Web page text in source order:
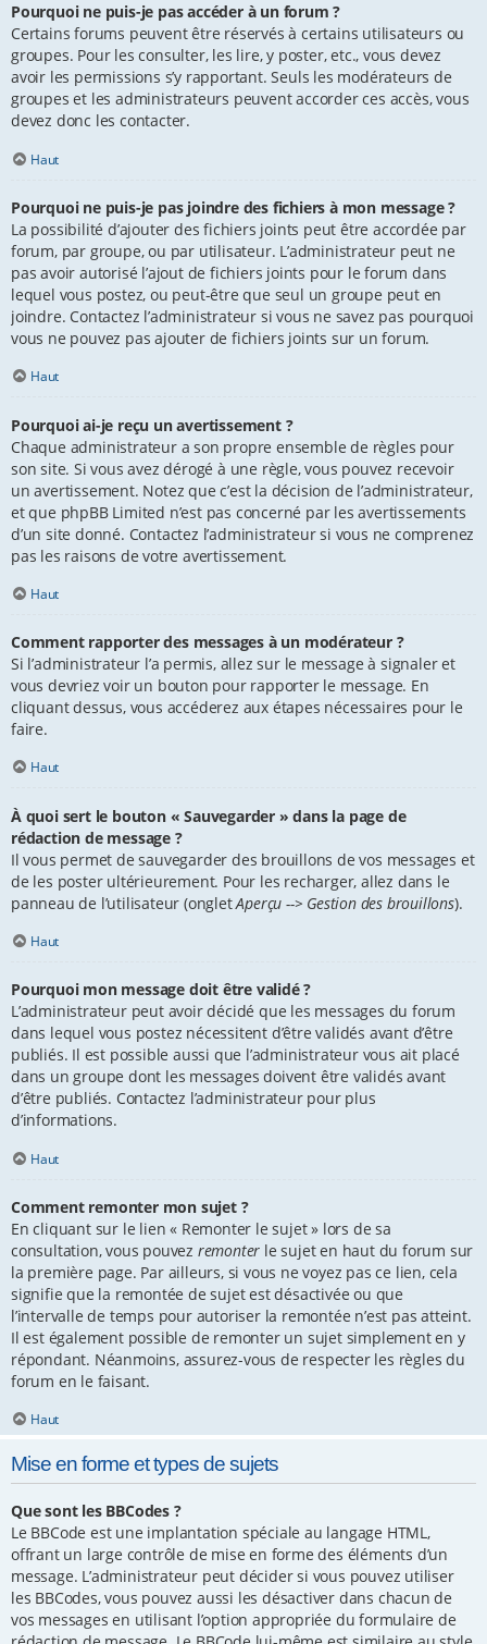
Pourquoi ne puis-je pas accéder à un forum ?
Certains forums peuvent être réservés à certains utilisateurs ou
groupes. Pour les consulter, les lire, y poster, etc., vous devez
avoir les permissions s’y rapportant. Seuls les modérateurs de
groupes et les administrateurs peuvent accorder ces accès, vous
devez donc les contacter.
Haut
Pourquoi ne puis-je pas joindre des fichiers à mon message ?
La possibilité d’ajouter des fichiers joints peut être accordée par
forum, par groupe, ou par utilisateur. L’administrateur peut ne
pas avoir autorisé l’ajout de fichiers joints pour le forum dans
lequel vous postez, ou peut-être que seul un groupe peut en
joindre. Contactez l’administrateur si vous ne savez pas pourquoi
vous ne pouvez pas ajouter de fichiers joints sur un forum.
Haut
Pourquoi ai-je reçu un avertissement ?
Chaque administrateur a son propre ensemble de règles pour
son site. Si vous avez dérogé à une règle, vous pouvez recevoir
un avertissement. Notez que c’est la décision de l’administrateur,
et que phpBB Limited n’est pas concerné par les avertissements
d’un site donné. Contactez l’administrateur si vous ne comprenez
pas les raisons de votre avertissement.
Haut
Comment rapporter des messages à un modérateur ?
Si l’administrateur l’a permis, allez sur le message à signaler et
vous devriez voir un bouton pour rapporter le message. En
cliquant dessus, vous accéderez aux étapes nécessaires pour le
faire.
Haut
À quoi sert le bouton « Sauvegarder » dans la page de
rédaction de message ?
Il vous permet de sauvegarder des brouillons de vos messages et
de les poster ultérieurement. Pour les recharger, allez dans le
panneau de l’utilisateur (ongletAperçu --> Gestion des brouillons).
Haut
Pourquoi mon message doit être validé ?
L’administrateur peut avoir décidé que les messages du forum
dans lequel vous postez nécessitent d’être validés avant d’être
publiés. Il est possible aussi que l’administrateur vous ait placé
dans un groupe dont les messages doivent être validés avant
d’être publiés. Contactez l’administrateur pour plus
d’informations.
Haut
Comment remonter mon sujet ?
En cliquant sur le lien « Remonter le sujet » lors de sa
consultation, vous pouvez remonter le sujet en haut du forum sur
la première page. Par ailleurs, si vous ne voyez pas ce lien, cela
signifie que la remontée de sujet est désactivée ou que
l’intervalle de temps pour autoriser la remontée n’est pas atteint.
Il est également possible de remonter un sujet simplement en y
répondant. Néanmoins, assurez-vous de respecter les règles du
forum en le faisant.
Haut
Mise en forme et types de sujets
Que sont les BBCodes ?
Le BBCode est une implantation spéciale au langage HTML,
offrant un large contrôle de mise en forme des éléments d’un
message. L’administrateur peut décider si vous pouvez utiliser
les BBCodes, vous pouvez aussi les désactiver dans chacun de
vos messages en utilisant l’option appropriée du formulaire de